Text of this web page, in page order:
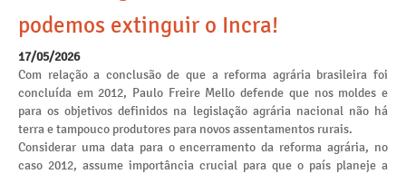
podemos extinguir o Incra!
17/05/2026
Com relação a conclusão de que a reforma agrária brasileira foi
concluída em 2012, Paulo Freire Mello defende que nos moldes e
para os objetivos definidos na legislação agrária nacional não há
terra e tampouco produtores para novos assentamentos rurais.
Considerar uma data para o encerramento da reforma agrária, no
caso 2012, assume importância crucial para que o país planeje a